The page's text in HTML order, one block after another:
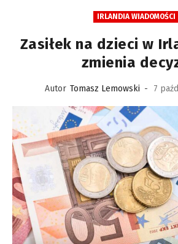
IRLANDIA WIADOMOŚCI
Zasiłek na dzieci w
zmienia
Autor Tomasz Lemowski - 7